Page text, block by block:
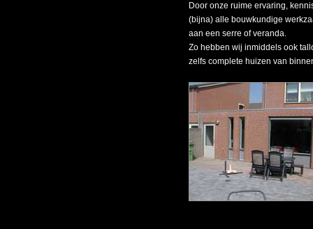
Door onze ruime ervaring,
(bijna) alle bouwkundige
aan een serre of veranda.
Zo hebben wij inmiddels ook
zelfs complete huizen van